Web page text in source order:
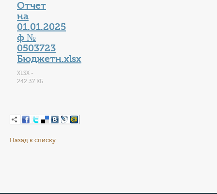
Отчет
на
01.01.2025
ф №
0503723
Бюджетн.xlsx
XLSX -
242.37 КБ
Назад к списку